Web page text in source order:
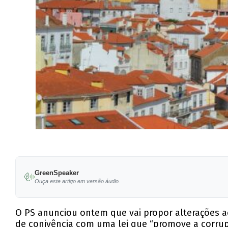
GreenSpeaker
Ouça este artigo em versão áudio.
O PS anunciou ontem que vai propor alterações
de conivência com uma lei que “promove a